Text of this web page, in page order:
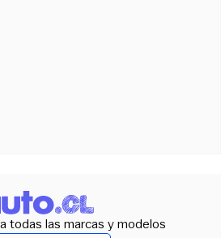
todas las marcas y modelos